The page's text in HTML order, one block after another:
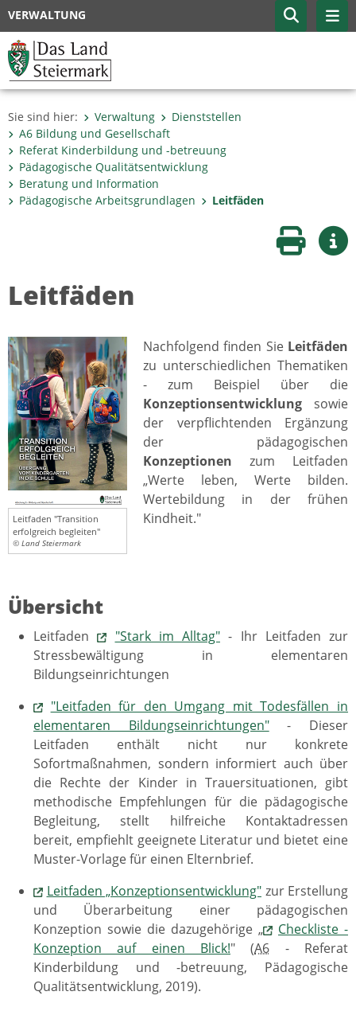
VERWALTUNG
Sie sind hier: Verwaltung
Dienststellen
A6 Bildung und Gesellschaft
Referat Kinderbildung und -betreuung
Pädagogische Qualitätsentwicklung
Beratung und Information
Pädagogische Arbeitsgrundlagen
Leitfäden
Seite
Leitfäden
Leitfaden "Transition
erfolgreich begleiten"
© Land Steiermark
Nachfolgend finden Sie Leitfäden
zu unterschiedlichen Thematiken
- zum Beispiel über die
Konzeptionsentwicklung sowie
der verpflichtenden Ergänzung
der pädagogischen
Konzeptionen zum Leitfaden
„Werte leben, Werte bilden.
Wertebildung in der frühen
Kindheit."
Übersicht
Leitfaden "Stark im Alltag" - Ihr Leitfaden zur
Stressbewältigung in elementaren
Bildungseinrichtungen
"Leitfaden für den Umgang mit Todesfällen in
elementaren Bildungseinrichtungen"- Dieser
Leitfaden enthält nicht nur konkrete
Sofortmaßnahmen, sondern informiert auch über
die Rechte der Kinder in Trauersituationen, gibt
methodische Empfehlungen für die pädagogische
Begleitung, stellt hilfreiche Kontaktadressen
bereit, empfiehlt geeignete Literatur und bietet eine
Muster-Vorlage für einen Elternbrief.
Leitfaden „Konzeptionsentwicklung" zur Erstellung
und Überarbeitung einer pädagogischen
Konzeption sowie die dazugehörige „
Checkliste -
Konzeption auf einen Blick!" (A6 - Referat
Kinderbildung und -betreuung, Pädagogische
Qualitätsentwicklung, 2019).